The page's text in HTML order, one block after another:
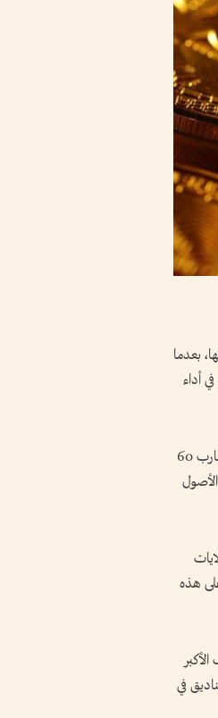
بعدما
في أداء
وجاءت هذه التطورات بالتزامن مع هبوط «بتكوين» بأكثر من 18% خلال الشهر، لتتراجع إلى مستويات تقارب 60
هذه
في